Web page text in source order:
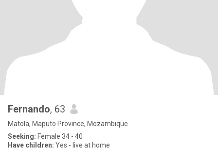
Fernando, 63
Matola, Maputo Province, Mozambique
Seeking: Female 34 - 40
Have children: Yes - live at home